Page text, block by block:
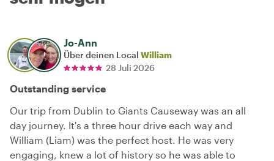
Jo-Ann
Über deinen Local William
28 Juli 2026
Outstanding service
Our trip from Dublin to Giants Causeway was an all
day journey. It's a three hour drive each way and
William (Liam) was the perfect host. He was very
engaging, knew a lot of history so he was able to